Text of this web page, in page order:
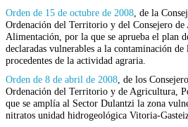
Orden de 15 de octubre de 2008 , de la
Ordenación del Territorio y del Consejero de
Alimentación, por la que se aprueba el plan
declaradas vulnerables a la contaminación
procedentes de la actividad agraria.
Orden de 8 de abril de 2008 , de los
Ordenación del Territorio y de Agricultura,
que se amplía al Sector Dulantzi la zona
nitratos unidad hidrogeológica Vitoria-